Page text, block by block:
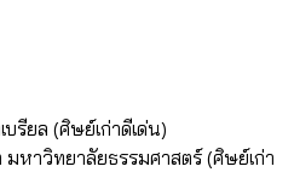
บรียล (ศิษย์เก่าดีเด่น)
าวิทยาลัยธรรมศาสตร์ (ศิษย์เก่า